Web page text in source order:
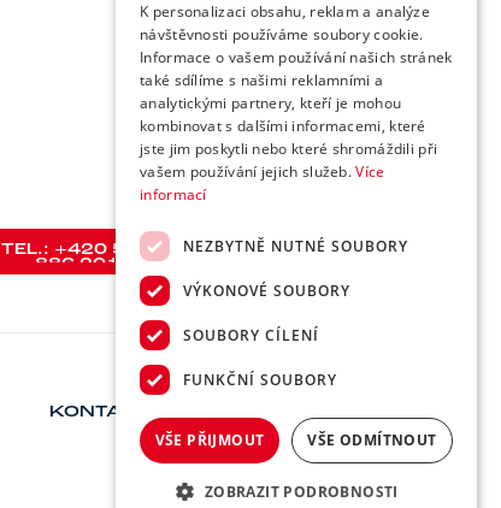
TEL.: +420 588
886 201
TEL.: +420 588
KONTAKT
K personalizaci obsahu, reklam a analýze
návštěvnosti používáme soubory cookie.
Informace o vašem používání našich stránek
také sdílíme s našimi reklamními a
analytickými partnery, kteří je mohou
kombinovat s dalšími informacemi, které
jste jim poskytli nebo které shromáždili při
vašem používání jejich služeb.Více
informací
NEZBYTNĚ NUTNÉ SOUBORY
VÝKONOVÉ SOUBORY
SOUBORY CÍLENÍ
FUNKČNÍ SOUBORY
VŠE PŘIJMOUT VŠE ODMÍTNOUT
ZOBRAZIT PODROBNOSTI